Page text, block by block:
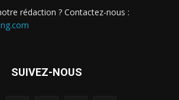
rédaction ? Contactez-nous :
SUIVEZ-NOUS